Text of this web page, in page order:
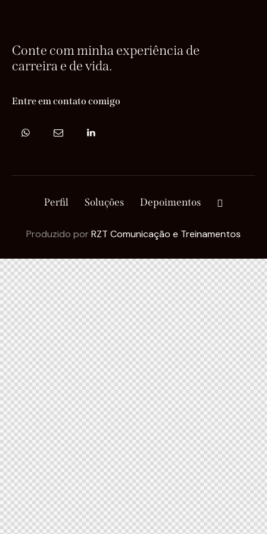
Conte com minha experiência de
carreira e de vida.
Entre em contato comigo
Perfil Soluções Depoimentos
Produzido porRZT Comunicação e Treinamentos